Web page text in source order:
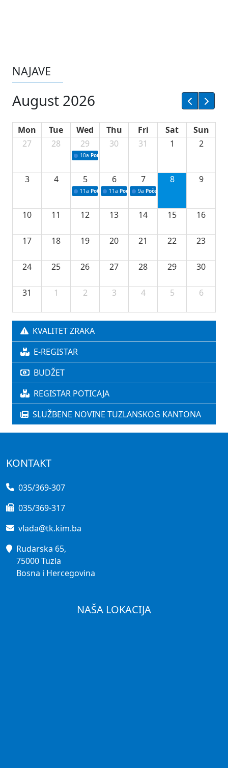
NAJAVE
August 2026
Mon Tue Wed Thu Fri Sat
Sun
27
28 29
10a Potpisivanje ugovora sa neprofitnim
30 31 1 2
3 4 5
11a Potpisivanje ugovora o stipendijama za
6
11a Podrška razvoju vodne infrastrukture u
7
9a Početak izgradnje nove
8 9
10 11 12 13 14 15 16
17 18 19 20 21 22 23
24 25 26 27 28 29 30
31 1 2 3 4 5 6
KVALITET ZRAKA
E-REGISTAR
BUDŽET
REGISTAR POTICAJA
SLUŽBENE NOVINE TUZLANSKOG KANTONA
KONTAKT
035/369-307
035/369-317
vlada@tk.kim.ba
Rudarska 65,
75000 Tuzla
Bosna i Hercegovina
NAŠA LOKACIJA